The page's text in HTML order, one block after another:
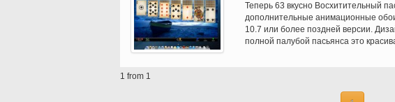
Теперь 63 вкусно Восхитительный
дополнительные анимационные
10.7 или более поздней версии.
полной палубой пасьянса это
1 from 1